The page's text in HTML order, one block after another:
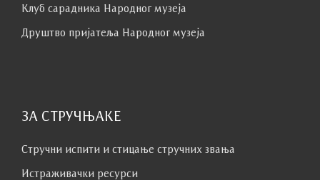
Клуб сaрaдникa Народног музеја
Друштво пријатеља Народног музеја
ЗА СТРУЧЊАКЕ
Стручни испити и стицање стручних звања
Истраживачки ресурси